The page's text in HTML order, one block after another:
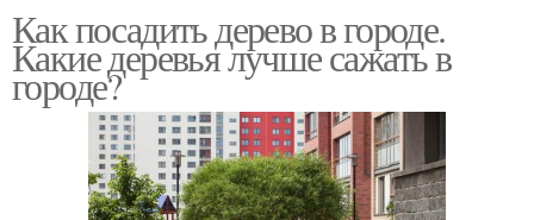
Как посадить дерево в городе.
Какие деревья лучше сажать в
городе?